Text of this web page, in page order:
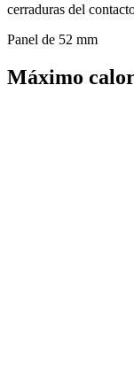
cerraduras del
Panel de 52 mm
Máximo